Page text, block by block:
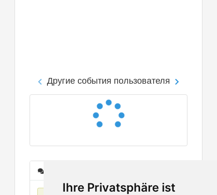
Ihre Privatsphäre ist
Другие события пользователя